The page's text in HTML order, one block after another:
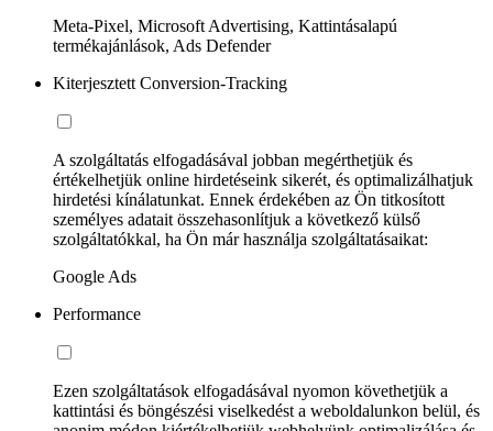
Meta-Pixel, Microsoft Advertising, Kattintásalapú
termékajánlások, Ads Defender
Kiterjesztett Conversion-Tracking
A szolgáltatás elfogadásával jobban megérthetjük és
értékelhetjük online hirdetéseink sikerét, és optimalizálhatjuk
hirdetési kínálatunkat. Ennek érdekében az Ön titkosított
személyes adatait összehasonlítjuk a következő külső
szolgáltatókkal, ha Ön már használja szolgáltatásaikat:
Google Ads
Performance
Ezen szolgáltatások elfogadásával nyomon követhetjük a
kattintási és böngészési viselkedést a weboldalunkon belül, és